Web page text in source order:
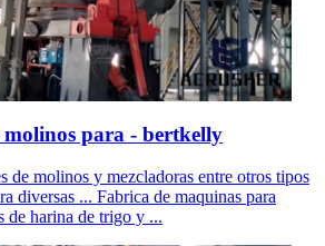
para - bertkelly
de molinos y mezcladoras entre otros tipos
diversas ... Fabrica de maquinas para
de harina de trigo y ...